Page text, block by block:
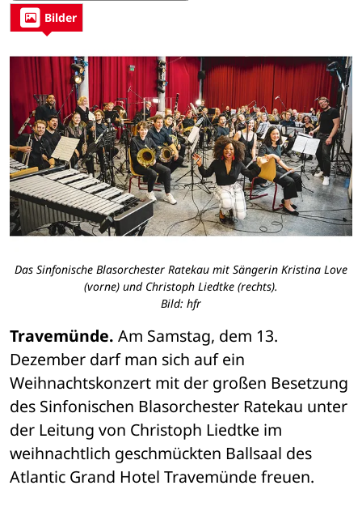
Bilder
Das Sinfonische Blasorchester Ratekau mit Sängerin Kristina Love
(vorne) und Christoph Liedtke (rechts).
Bild: hfr
Travemünde. Am Samstag, dem 13.
Dezember darf man sich auf ein
Weihnachtskonzert mit der großen Besetzung
des Sinfonischen Blasorchester Ratekau unter
der Leitung von Christoph Liedtke im
weihnachtlich geschmückten Ballsaal des
Atlantic Grand Hotel Travemünde freuen.